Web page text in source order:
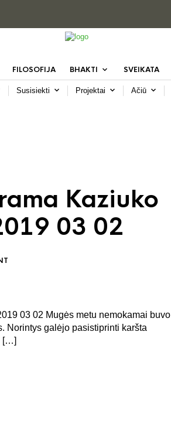
FILOSOFIJA BHAKTI SVEIKATA
Susisiekti Projektai Ačiū
Kaziuko
03 02
03 02 Mugės metu nemokamai buvo
Norintys galėjo pasistiprinti karšta
[…]